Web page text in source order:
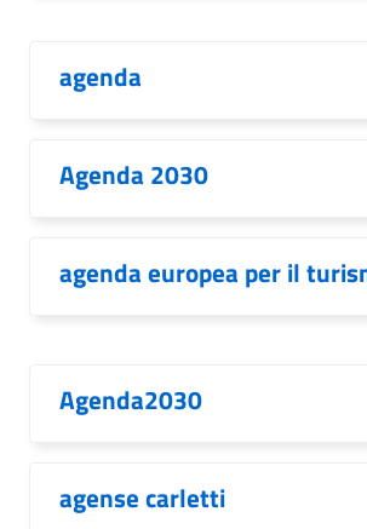
agenda
Agenda 2030
agenda europea per il
Agenda2030
agense carletti